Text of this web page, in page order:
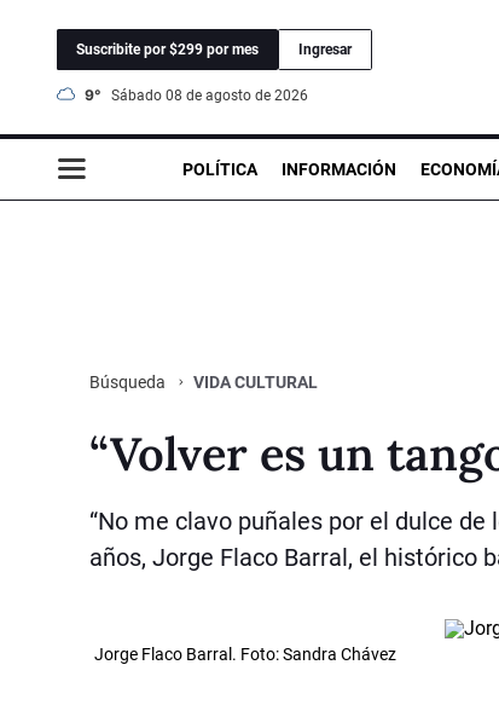
Suscribite por $299 por mes Ingresar
9° sábado 08 de agosto de 2026
POLÍTICA INFORMACIÓN
Búsqueda VIDA CULTURAL
“Volver es un
“No me clavo puñales por el dulce de
años, Jorge Flaco Barral, el histórico
Jorge Flaco Barral. Foto: Sandra Chávez